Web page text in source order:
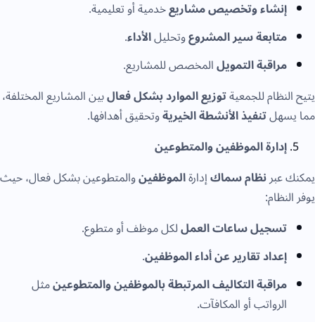
إنشاء وتخصيص مشاريعخدمية أو تعليمية.
متابعة سير المشروعوتحليلالأداء.
مراقبة التمويلالمخصص للمشاريع.
للجمعيةتوزيع الموارد بشكل فعالبين المشاريع المختلفة،
تنفيذ الأنشطة الخيريةوتحقيق أهدافها.
إدارة الموظفين والمتطوعين
عبرنظام سماكإدارةالموظفينوالمتطوعين بشكل فعال، حيث
تسجيل ساعات العمللكل موظف أو متطوع.
إعداد تقارير عن أداء الموظفين.
مراقبة التكاليف المرتبطة بالموظفين والمتطوعينمثل
الرواتب أو المكافآت.